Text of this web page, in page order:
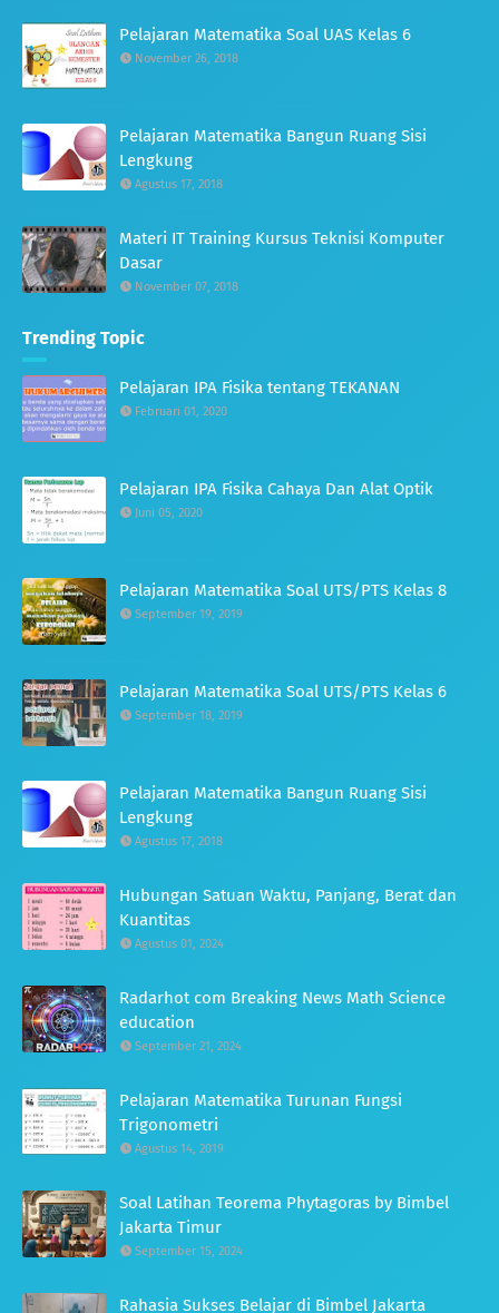
Pelajaran Matematika Soal UAS Kelas 6
November 26, 2018
Pelajaran Matematika Bangun Ruang Sisi
Lengkung
Agustus 17, 2018
Materi IT Training Kursus Teknisi Komputer
Dasar
November 07, 2018
Trending Topic
Pelajaran IPA Fisika tentang TEKANAN
Februari 01, 2020
Pelajaran IPA Fisika Cahaya Dan Alat Optik
Juni 05, 2020
Pelajaran Matematika Soal UTS/PTS Kelas 8
September 19, 2019
Pelajaran Matematika Soal UTS/PTS Kelas 6
September 18, 2019
Pelajaran Matematika Bangun Ruang Sisi
Lengkung
Agustus 17, 2018
Hubungan Satuan Waktu, Panjang, Berat dan
Kuantitas
Agustus 01, 2024
Radarhot com Breaking News Math Science
education
September 21, 2024
Pelajaran Matematika Turunan Fungsi
Trigonometri
Agustus 14, 2019
Soal Latihan Teorema Phytagoras by Bimbel
Jakarta Timur
September 15, 2024
Rahasia Sukses Belajar di Bimbel Jakarta